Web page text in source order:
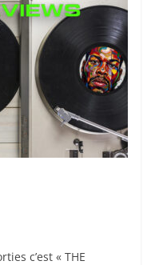
c’est « THE